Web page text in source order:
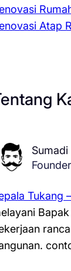
Atap
Sumadi
Founder
Tukang